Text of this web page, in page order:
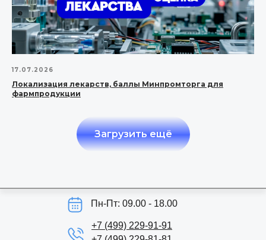
17.07.2026
Локализация лекарств, баллы Минпромторга для
фармпродукции
Загрузить ещё
+7 (499) 229-91-91
Пн-Пт: 09.00 - 18.00